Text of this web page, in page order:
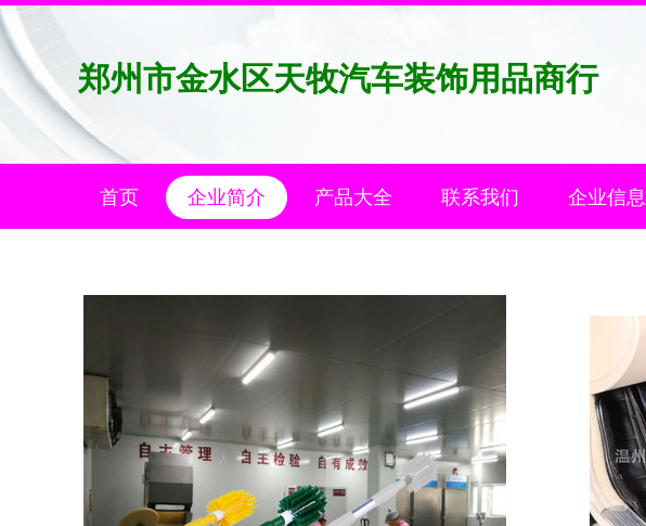
郑州市金水区天牧汽车装饰用品商行
首页 企业简介 产品大全 联系我们 企业信息